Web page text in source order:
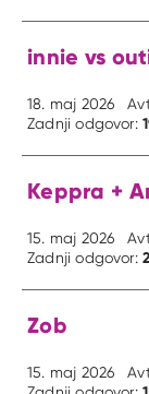
innie vs
18. maj 2026
Zadnji odgovor:
Keppra +
15. maj 2026
Zadnji odgovor:
Zob
15. maj 2026